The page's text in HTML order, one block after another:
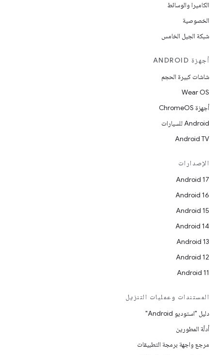
الكاميرا والوسائط
الخصوصية
شبكة الجيل الخامس
أجهزة ANDROID
شاشات كبيرة الحجم
Wear OS
أجهزة ChromeOS
Android للسيارات
Android TV
الإصدارات
Android 17
Android 16
Android 15
Android 14
Android 13
Android 12
Android 11
المستندات وعمليات التنزيل
دليل "استوديو Android"
أدلّة المطورين
مرجع واجهة برمجة التطبيقات